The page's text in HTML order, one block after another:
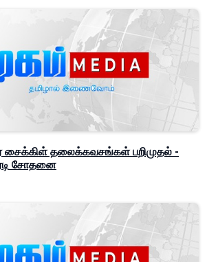
சைக்கிள் தலைக்கவசங்கள் பறிமுதல் -
சோதனை